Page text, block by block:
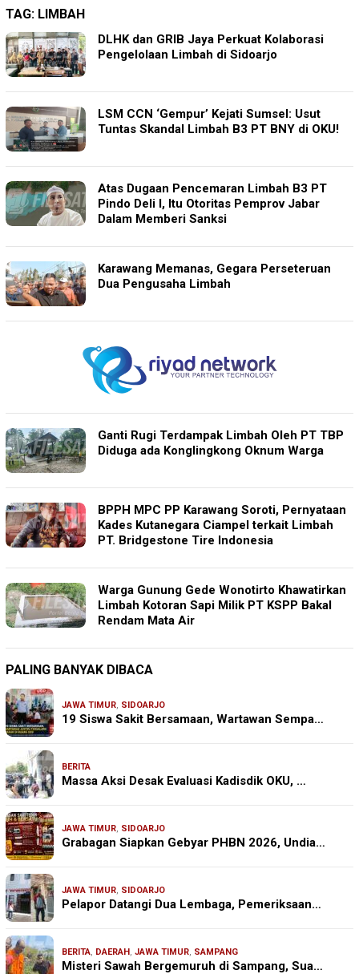
TAG: LIMBAH
DLHK dan GRIB Jaya Perkuat Kolaborasi
Pengelolaan Limbah di Sidoarjo
LSM CCN ‘Gempur’ Kejati Sumsel: Usut
Tuntas Skandal Limbah B3 PT BNY di OKU!
Atas Dugaan Pencemaran Limbah B3 PT
Pindo Deli I, Itu Otoritas Pemprov Jabar
Dalam Memberi Sanksi
Karawang Memanas, Gegara Perseteruan
Dua Pengusaha Limbah
Ganti Rugi Terdampak Limbah Oleh PT TBP
Diduga ada Konglingkong Oknum Warga
BPPH MPC PP Karawang Soroti, Pernyataan
Kades Kutanegara Ciampel terkait Limbah
PT. Bridgestone Tire Indonesia
Warga Gunung Gede Wonotirto Khawatirkan
Limbah Kotoran Sapi Milik PT KSPP Bakal
Rendam Mata Air
PALING BANYAK DIBACA
JAWA TIMUR, SIDOARJO
19 Siswa Sakit Bersamaan, Wartawan Sempa…
BERITA
Massa Aksi Desak Evaluasi Kadisdik OKU, …
JAWA TIMUR, SIDOARJO
Grabagan Siapkan Gebyar PHBN 2026, Undia…
JAWA TIMUR, SIDOARJO
Pelapor Datangi Dua Lembaga, Pemeriksaan…
BERITA, DAERAH, JAWA TIMUR, SAMPANG
Misteri Sawah Bergemuruh di Sampang, Sua…